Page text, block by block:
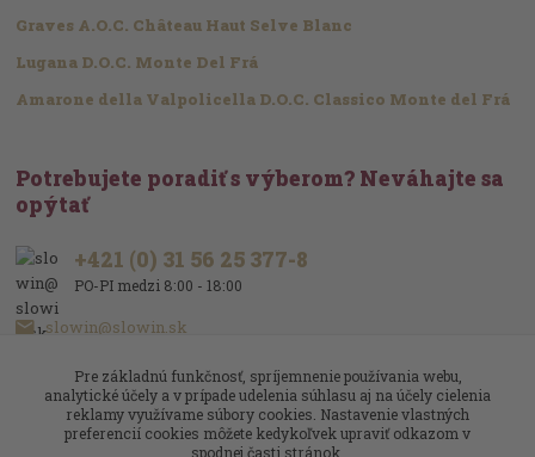
Graves A.O.C. Château Haut Selve Blanc
Lugana D.O.C. Monte Del Frá
Amarone della Valpolicella D.O.C. Classico Monte del Frá
Potrebujete poradiť s výberom? Neváhajte sa
opýtať
+421 (0) 31 56 25 377-8
PO-PI medzi 8:00 - 18:00
slowin@slowin.sk
Pre základnú funkčnosť, spríjemnenie používania webu,
analytické účely a v prípade udelenia súhlasu aj na účely cielenia
reklamy využívame súbory cookies. Nastavenie vlastných
preferencií cookies môžete kedykoľvek upraviť odkazom v
spodnej časti stránok.